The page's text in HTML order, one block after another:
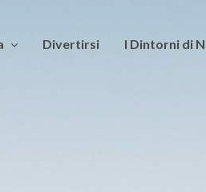
Divertirsi I Dintorni di